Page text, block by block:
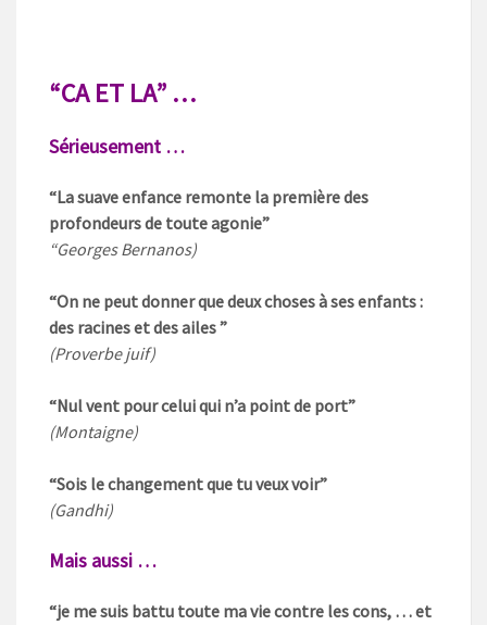
“CA ET LA” …
Sérieusement …
“La suave enfance remonte la première des
profondeurs de toute agonie”
“Georges Bernanos)
“On ne peut donner que deux choses à ses enfants :
des racines et des ailes ”
(Proverbe juif)
“Nul vent pour celui qui n’a point de port”
(Montaigne)
“Sois le changement que tu veux voir”
(Gandhi)
Mais aussi …
“je me suis battu toute ma vie contre les cons, … et